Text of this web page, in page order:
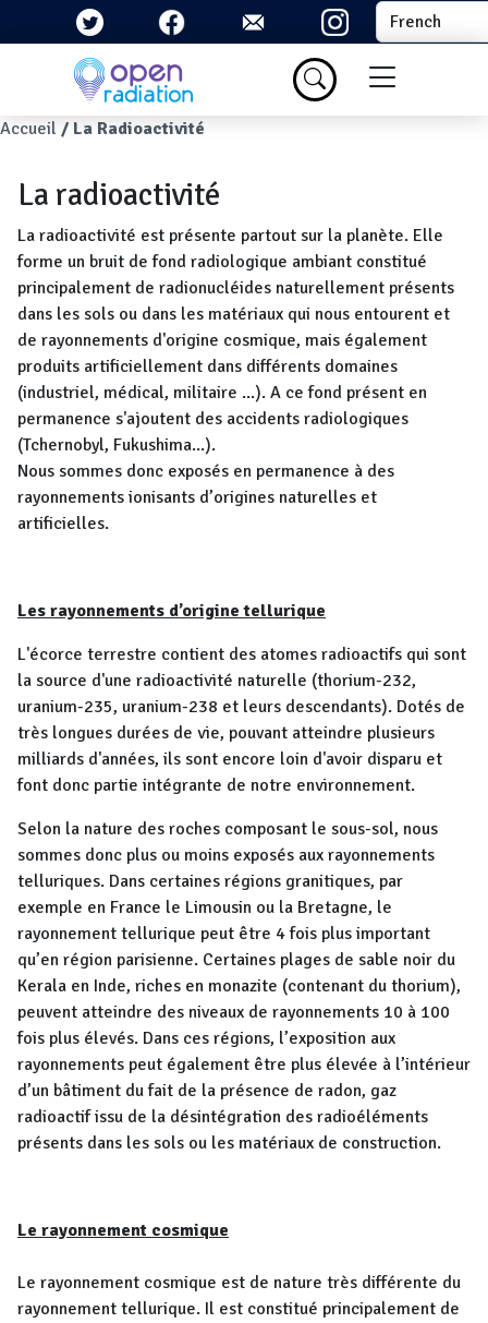
Aller au contenu principal Select your
Menu du
Fil d'Ariane
Accueil La Radioactivité
La radioactivité
La radioactivité est présente partout sur la planète. Elle
forme un bruit de fond radiologique ambiant constitué
principalement de radionucléides naturellement présents
dans les sols ou dans les matériaux qui nous entourent et
de rayonnements d'origine cosmique, mais également
produits artificiellement dans différents domaines
(industriel, médical, militaire ...). A ce fond présent en
permanence s'ajoutent des accidents radiologiques
(Tchernobyl, Fukushima...).
Nous sommes donc exposés en permanence à des
rayonnements ionisants d’origines naturelles et
artificielles.
Les rayonnements d’origine tellurique
L'écorce terrestre contient des atomes radioactifs qui sont
la source d'une radioactivité naturelle (thorium-232,
uranium-235, uranium-238 et leurs descendants). Dotés de
très longues durées de vie, pouvant atteindre plusieurs
milliards d'années, ils sont encore loin d'avoir disparu et
font donc partie intégrante de notre environnement.
Selon la nature des roches composant le sous-sol, nous
sommes donc plus ou moins exposés aux rayonnements
telluriques. Dans certaines régions granitiques, par
exemple en France le Limousin ou la Bretagne, le
rayonnement tellurique peut être 4 fois plus important
qu’en région parisienne. Certaines plages de sable noir du
Kerala en Inde, riches en monazite (contenant du thorium),
peuvent atteindre des niveaux de rayonnements 10 à 100
fois plus élevés. Dans ces régions, l’exposition aux
rayonnements peut également être plus élevée à l’intérieur
d’un bâtiment du fait de la présence de radon, gaz
radioactif issu de la désintégration des radioéléments
présents dans les sols ou les matériaux de construction.
Le rayonnement cosmique
Le rayonnement cosmique est de nature très différente du
rayonnement tellurique. Il est constitué principalement de